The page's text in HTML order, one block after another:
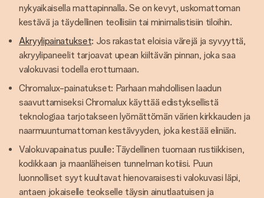
nykyaikaisella mattapinnalla. Se on kevyt, uskomattoman
kestävä ja täydellinen teollisiin tai minimalistisiin tiloihin.
Akryylipainatukset: Jos rakastat eloisia värejä ja syvyyttä,
akryylipaneelit tarjoavat upean kiiltävän pinnan, joka saa
valokuvasi todella erottumaan.
Chromalux-painatukset: Parhaan mahdollisen laadun
saavuttamiseksi Chromalux käyttää edistyksellistä
teknologiaa tarjotakseen lyömättömän värien kirkkauden ja
naarmuuntumattoman kestävyyden, joka kestää eliniän.
Valokuvapainatus puulle: Täydellinen tuomaan rustiikkisen,
kodikkaan ja maanläheisen tunnelman kotiisi. Puun
luonnolliset syyt kuultavat hienovaraisesti valokuvasi läpi,
antaen jokaiselle teokselle täysin ainutlaatuisen ja